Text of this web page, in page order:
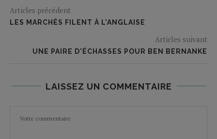
Articles précédent
LES MARCHÉS FILENT À L'ANGLAISE
Articles suivant
UNE PAIRE D'ÉCHASSES POUR BEN BERNANKE
LAISSEZ UN COMMENTAIRE